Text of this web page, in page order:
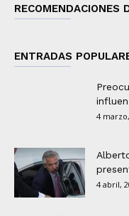
RECOMENDACIONES
ENTRADAS
4
4 abril,